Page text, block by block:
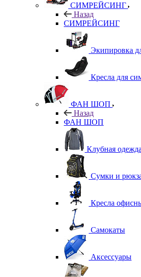
СИМРЕЙСИНГ
Назад
СИМРЕЙСИНГ
Экипировка
Кресла для
ФАН ШОП
Назад
ФАН ШОП
Клубная
Сумки и
Кресла
Самокаты
Аксессуары